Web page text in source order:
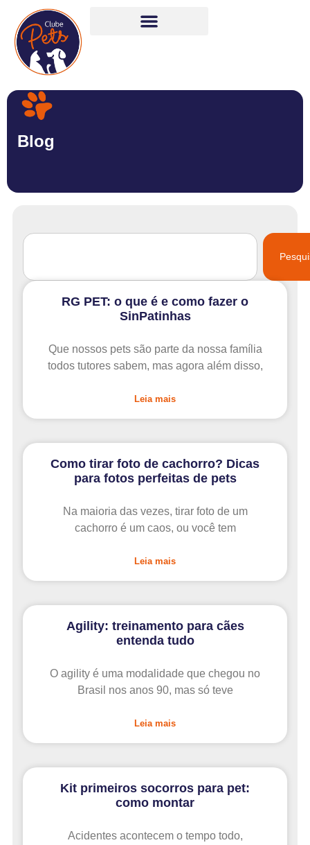
Blog
RG PET: o que é e como fazer o
SinPatinhas
Que nossos pets são parte da nossa família
todos tutores sabem, mas agora além disso,
Leia mais
Como tirar foto de cachorro? Dicas
para fotos perfeitas de pets
Na maioria das vezes, tirar foto de um
cachorro é um caos, ou você tem
Leia mais
Agility: treinamento para cães
entenda tudo
O agility é uma modalidade que chegou no
Brasil nos anos 90, mas só teve
Leia mais
Kit primeiros socorros para pet:
como montar
Acidentes acontecem o tempo todo,